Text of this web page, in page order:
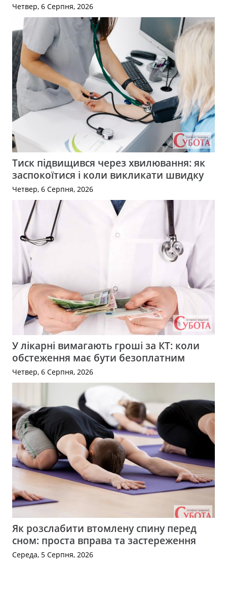
Четвер, 6 Серпня, 2026
Тиск підвищився через хвилювання: як
заспокоїтися і коли викликати швидку
Четвер, 6 Серпня, 2026
У лікарні вимагають гроші за КТ: коли
обстеження має бути безоплатним
Четвер, 6 Серпня, 2026
Як розслабити втомлену спину перед
сном: проста вправа та застереження
Середа, 5 Серпня, 2026